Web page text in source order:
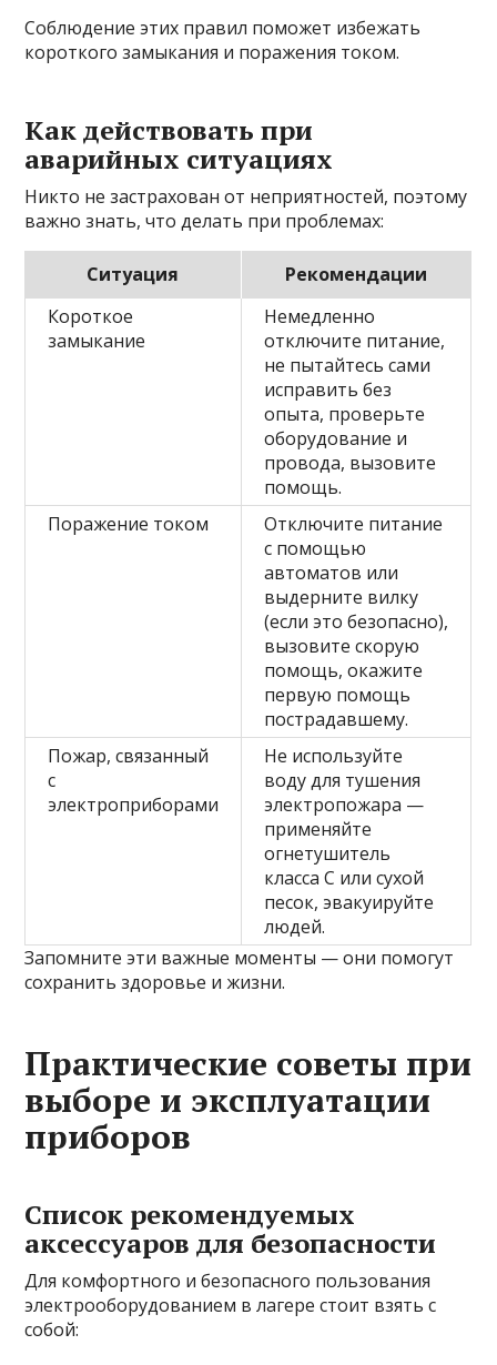
Соблюдение этих правил поможет избежать
короткого замыкания и поражения током.
Как действовать при
аварийных ситуациях
Никто не застрахован от неприятностей, поэтому
важно знать, что делать при проблемах:
Ситуация
Рекомендации
Короткое
замыкание
Немедленно
отключите питание,
не пытайтесь сами
исправить без
опыта, проверьте
оборудование и
провода, вызовите
помощь.
Поражение током
Отключите питание
с помощью
автоматов или
выдерните вилку
(если это безопасно),
вызовите скорую
помощь, окажите
первую помощь
пострадавшему.
Пожар, связанный
с
электроприборами
Не используйте
воду для тушения
электропожара —
применяйте
огнетушитель
класса C или сухой
песок, эвакуируйте
людей.
Запомните эти важные моменты — они помогут
сохранить здоровье и жизни.
Практические советы при
выборе и эксплуатации
приборов
Список рекомендуемых
аксессуаров для безопасности
Для комфортного и безопасного пользования
электрооборудованием в лагере стоит взять с
собой: